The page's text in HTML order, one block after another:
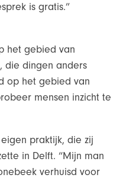
is gratis.”
het gebied van
die dingen anders
op het gebied van
mensen inzicht te
praktijk, die zij
in Delft. “Mijn man
verhuisd voor